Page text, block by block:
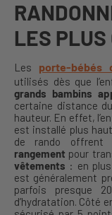
LES PLUS
Les porte-bébés
utilisés dès que
grands bambins
certaine distance
hauteur. En effet,
est installé plus
de rando offrent
rangement pour
vêtements : en
est généralement
parfois presque
d’hydratation. Côté